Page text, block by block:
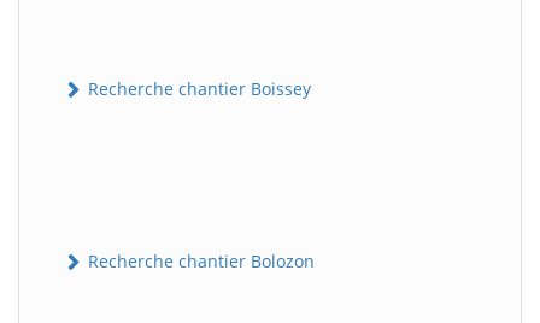
Recherche chantier Boissey
Recherche chantier Bolozon